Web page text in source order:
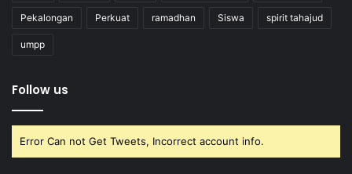
Pekalongan Perkuat ramadhan Siswa spirit tahajud
umpp
Follow us
Error Can not Get Tweets, Incorrect account info.